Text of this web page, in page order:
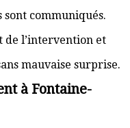
communiqués.
de l’intervention et
mauvaise surprise.
à Fontaine-